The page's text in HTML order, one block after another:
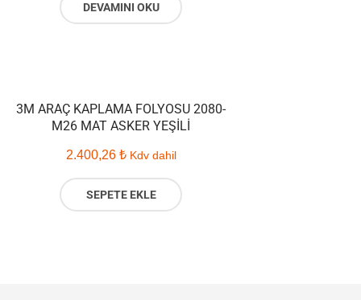
DEVAMINI OKU
3M ARAÇ KAPLAMA FOLYOSU 2080-
M26 MAT ASKER YEŞILI
2.400,26 ₺ Kdv dahil
SEPETE EKLE